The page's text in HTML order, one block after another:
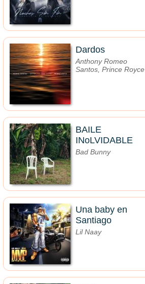
Dardos
Anthony Romeo
Santos, Prince Royce
BAILE
INoLVIDABLE
Bad Bunny
Una baby en
Santiago
Lil Naay